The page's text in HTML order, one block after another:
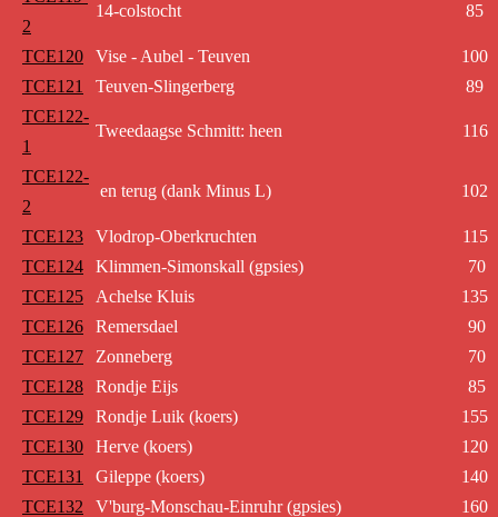
2
14-colstocht 85
TCE120 Vise - Aubel - Teuven
100
TCE121
Teuven-Slingerberg
89
TCE122-
1
Tweedaagse Schmitt: heen 116
TCE122-
2
en terug (dank Minus L) 102
TCE123 Vlodrop-Oberkruchten
115
TCE124
Klimmen-Simonskall (gpsies)
70
TCE125
Achelse Kluis
135
TCE126
Remersdael
90
TCE127
Zonneberg
70
TCE128
Rondje Eijs
85
TCE129
Rondje Luik (koers)
155
TCE130
Herve (koers)
120
TCE131
Gileppe (koers)
140
TCE132
V'burg-Monschau-Einruhr (gpsies)
160